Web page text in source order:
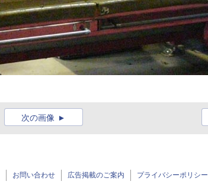
次の画像
お問い合わせ 広告掲載のご案内 プライバシーポリシー